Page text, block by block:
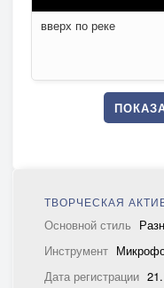
вверх по реке
ТВОРЧЕСКАЯ
Основной стиль
Инструмент
Дата регистрации